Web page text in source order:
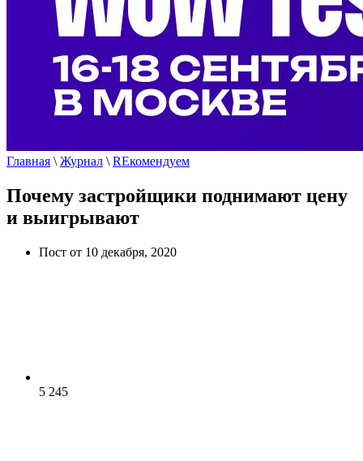
Главная \ Журнал \ REкомендуем
Почему застройщики поднимают цену
и выигрывают
Пост от 10 декабря, 2020
5 245